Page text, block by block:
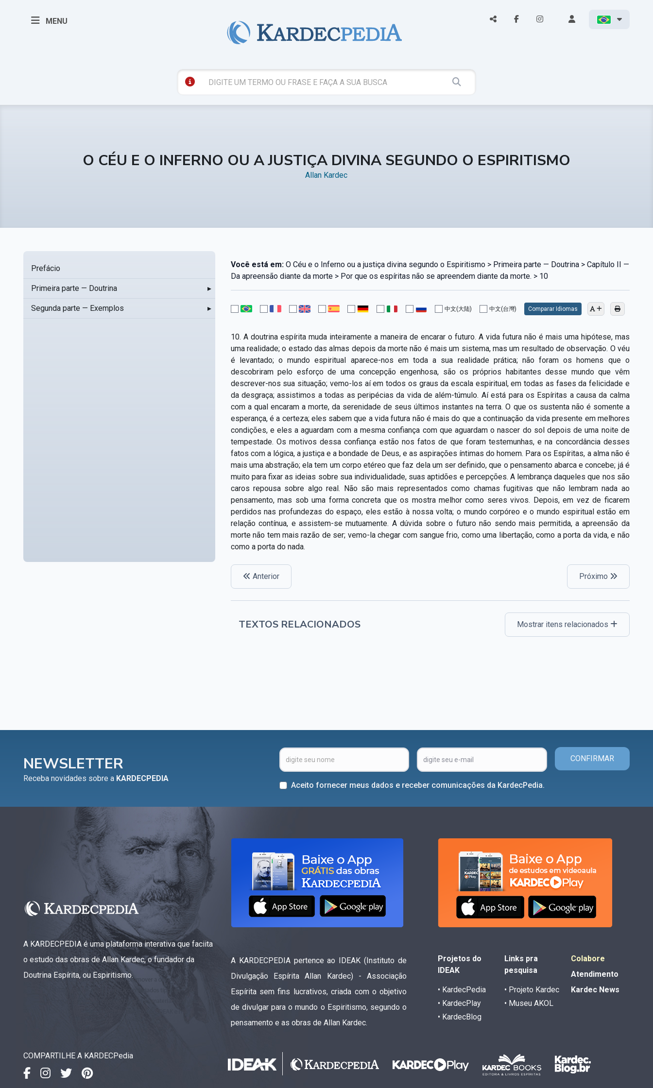
MENU
O CÉU E O INFERNO OU A JUSTIÇA DIVINA SEGUNDO O ESPIRITISMO
Allan Kardec
Prefácio
Primeira parte — Doutrina ▸
Segunda parte — Exemplos ▸
Você está em:O Céu e o Inferno ou a justiça divina segundo o Espiritismo > Primeira parte — Doutrina > Capítulo II —
Da apreensão diante da morte > Por que os espíritas não se apreendem diante da morte. > 10
中文(大陆) 中文(台灣) Comparar Idiomas
10. A doutrina espírita muda inteiramente a maneira de encarar o futuro. A vida futura não é mais uma hipótese, mas
uma realidade; o estado das almas depois da morte não é mais um sistema, mas um resultado de observação. O véu
é levantado; o mundo espiritual aparece-nos em toda a sua realidade prática; não foram os homens que o
descobriram pelo esforço de uma concepção engenhosa, são os próprios habitantes desse mundo que vêm
descrever-nos sua situação; vemo-los aí em todos os graus da escala espiritual, em todas as fases da felicidade e
da desgraça; assistimos a todas as peripécias da vida de além-túmulo. Aí está para os Espíritas a causa da calma
com a qual encaram a morte, da serenidade de seus últimos instantes na terra. O que os sustenta não é somente a
esperança, é a certeza; eles sabem que a vida futura não é mais do que a continuação da vida presente em melhores
condições, e eles a aguardam com a mesma confiança com que aguardam o nascer do sol depois de uma noite de
tempestade. Os motivos dessa confiança estão nos fatos de que foram testemunhas, e na concordância desses
fatos com a lógica, a justiça e a bondade de Deus, e as aspirações íntimas do homem. Para os Espíritas, a alma não é
mais uma abstração; ela tem um corpo etéreo que faz dela um ser definido, que o pensamento abarca e concebe; já é
muito para fixar as ideias sobre sua individualidade, suas aptidões e percepções. A lembrança daqueles que nos são
caros repousa sobre algo real. Não são mais representados como chamas fugitivas que não lembram nada ao
pensamento, mas sob uma forma concreta que os mostra melhor como seres vivos. Depois, em vez de ficarem
perdidos nas profundezas do espaço, eles estão à nossa volta; o mundo corpóreo e o mundo espiritual estão em
relação contínua, e assistem-se mutuamente. A dúvida sobre o futuro não sendo mais permitida, a apreensão da
morte não tem mais razão de ser; vemo-la chegar com sangue frio, como uma libertação, como a porta da vida, e não
como a porta do nada.
Anterior Próximo
TEXTOS RELACIONADOS Mostrar itens relacionados
NEWSLETTER
Receba novidades sobre a KARDECPEDIA
CONFIRMAR
Aceito fornecer meus dados e receber comunicações da KardecPedia.
A KARDECPEDIA é uma plataforma interativa que faciita
o estudo das obras de Allan Kardec, o fundador da
Doutrina Espírita, ou Espiritismo.
A KARDECPEDIA pertence ao IDEAK (Instituto de
Divulgação Espírita Allan Kardec) - Associação
Espírita sem fins lucrativos, criada com o objetivo
de divulgar para o mundo o Espiritismo, segundo o
pensamento e as obras de Allan Kardec.
Projetos do
IDEAK
• KardecPedia
• KardecPlay
• KardecBlog
Links pra
pesquisa
• Projeto Kardec
• Museu AKOL
Colabore
Atendimento
Kardec News
COMPARTILHE A KARDECPedia